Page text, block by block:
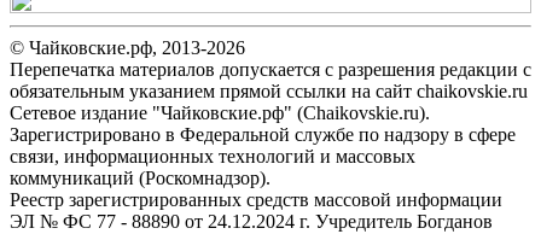
© Чайковские.рф, 2013-2026
Перепечатка материалов допускается с разрешения редакции с
обязательным указанием прямой ссылки на сайт chaikovskie.ru
Сетевое издание "Чайковские.рф" (Chaikovskie.ru).
Зарегистрировано в Федеральной службе по надзору в сфере
связи, информационных технологий и массовых
коммуникаций (Роскомнадзор).
Реестр зарегистрированных средств массовой информации
ЭЛ № ФС 77 - 88890 от 24.12.2024 г. Учредитель Богданов